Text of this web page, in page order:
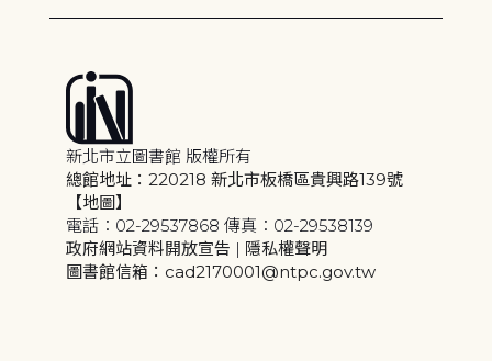
新北市立圖書館 版權所有
總館地址：220218 新北市板橋區貴興路139號
【地圖】
電話：02-29537868 傳真：02-29538139
政府網站資料開放宣告 | 隱私權聲明
圖書館信箱：cad2170001@ntpc.gov.tw